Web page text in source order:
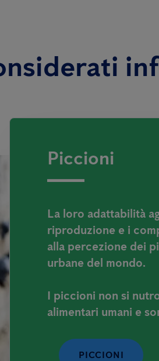
Piccioni
La loro adattabilità
riproduzione e i
alla percezione dei
urbane del mondo.
I piccioni non si
alimentari umani e
PICCIONI